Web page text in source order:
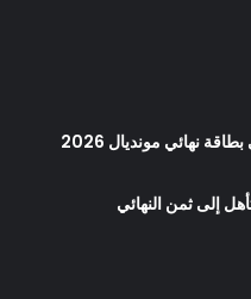
نهائي مونديال 2026
إلى ثمن النهائي